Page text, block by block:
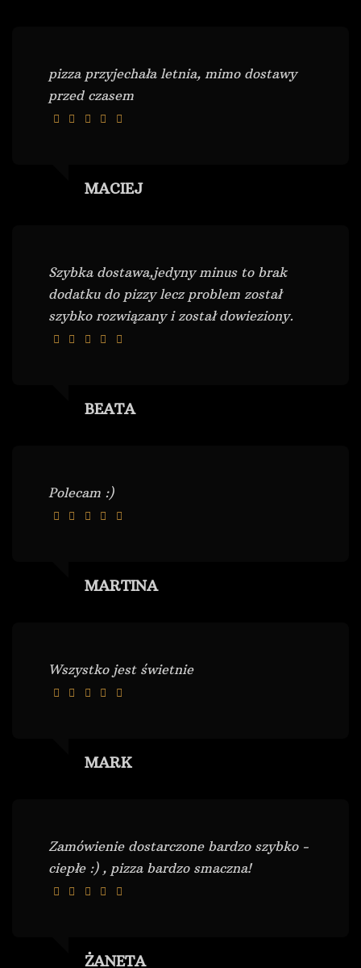
pizza przyjechała letnia, mimo dostawy
przed czasem
MACIEJ
Szybka dostawa,jedyny minus to brak
dodatku do pizzy lecz problem został
szybko rozwiązany i został dowieziony.
BEATA
Polecam :)
MARTINA
Wszystko jest świetnie
MARK
Zamówienie dostarczone bardzo szybko -
ciepłe :) , pizza bardzo smaczna!
ŻANETA